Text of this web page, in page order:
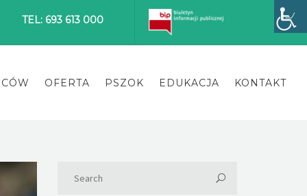
TEL: 693 613 000
OFERTA PSZOK EDUKACJA KONTAKT